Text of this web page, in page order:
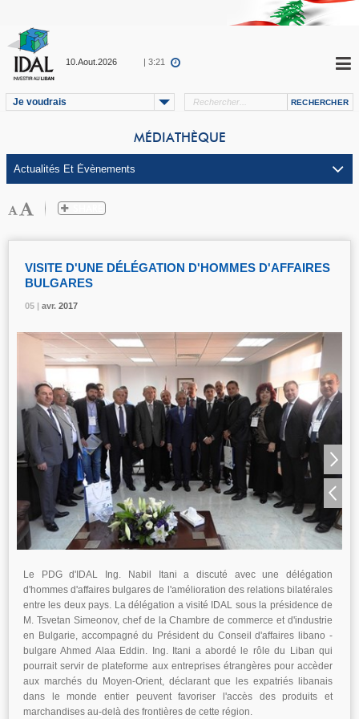
10.Aout.2026 | 3:21
Je voudrais
MÉDIATHÈQUE
05 | avr. 2017
VISITE D'UNE DÉLÉGATION D'HOMMES D'AFFAIRES
BULGARES
05 | avr. 2017
05 | avr. 2017
05 | avr. 2017
Le PDG d'IDAL Ing. Nabil Itani a discuté avec une délégation
d'hommes d'affaires bulgares de l'amélioration des relations bilatérales
entre les deux pays. La délégation a visité IDAL sous la présidence de
M. Tsvetan Simeonov, chef de la Chambre de commerce et d'industrie
en Bulgarie, accompagné du Président du Conseil d'affaires libano -
bulgare Ahmed Alaa Eddin. Ing. Itani a abordé le rôle du Liban qui
pourrait servir de plateforme aux entreprises étrangères pour accèder
aux marchés du Moyen-Orient, déclarant que les expatriés libanais
dans le monde entier peuvent favoriser l'accès des produits et
marchandises au-delà des frontières de cette région.